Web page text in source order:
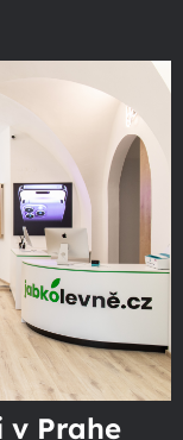
v Prahe